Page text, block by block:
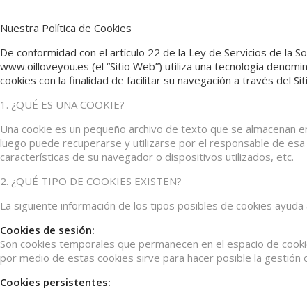
Nuestra Política de Cookies
De conformidad con el artículo 22 de la Ley de Servicios de la
www.oilloveyou.es (el “Sitio Web”) utiliza una tecnología
cookies con la finalidad de facilitar su navegación a través del
1. ¿QUÉ ES UNA COOKIE?
Una cookie es un pequeño archivo de texto que se
luego puede recuperarse y utilizarse por el responsable de
características de su navegador o dispositivos utilizados, etc.
2. ¿QUÉ TIPO DE COOKIES EXISTEN?
La siguiente información de los tipos posibles de cookies
Cookies de sesión:
Son cookies temporales que permanecen en el espacio de
por medio de estas cookies sirve para hacer posible la gestión
Cookies persistentes: